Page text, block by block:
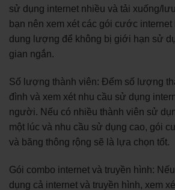
sử dụng internet nhiều và tải xuống/
bạn nên xem xét các gói cước
dung lượng để không bị giới hạn sử
gian ngắn.
Số lượng thành viên: Đếm số lượng
đình và xem xét nhu cầu sử dụng
người. Nếu có nhiều thành viên sử
một lúc và nhu cầu sử dụng cao, gói
và băng thông rộng sẽ là lựa chọn tốt.
Gói combo internet và truyền hình:
dụng cả internet và truyền hình, xem